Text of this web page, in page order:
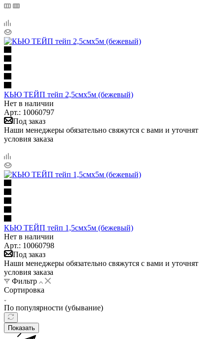
КЬЮ ТЕЙП тейп 2,5смх5м (бежевый)
Нет в наличии
Арт.: 10060797
Под заказ
Наши менеджеры обязательно свяжутся с вами и уточнят
условия заказа
КЬЮ ТЕЙП тейп 1,5смх5м (бежевый)
Нет в наличии
Арт.: 10060798
Под заказ
Наши менеджеры обязательно свяжутся с вами и уточнят
условия заказа
Фильтр
Сортировка
По популярности (убывание)
Показать